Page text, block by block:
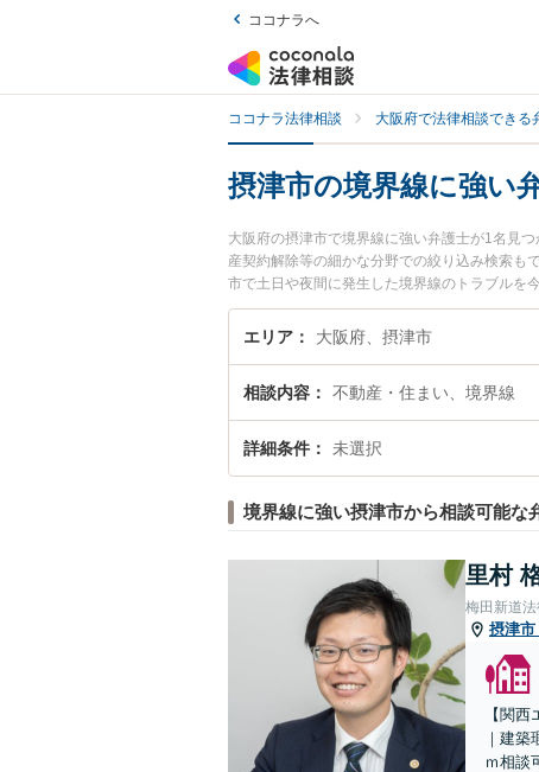
ココナラへ
ココナラ法律相談 大阪府で法律相談できる
摂津市の境界線に強い
大阪府の摂津市で境界線に強い弁護士が1名見
産契約解除等の細かな分野での絞り込み検索も
市で土日や夜間に発生した境界線のトラブルを
談できる摂津市内の弁護士に相談予約したい』
エリア 大阪府、摂津市
相談内容 不動産・住まい、境界線
詳細条件 未選択
境界線に強い摂津市から相談可能な
里村
梅田新道
摂津市
【関
｜建
ｍ相談